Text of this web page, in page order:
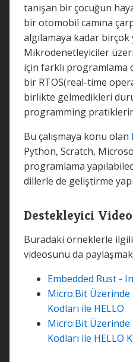
tanışan bir çocuğun
bir otomobil camına
algılamaya kadar birçok
Mikrodenetleyiciler
için farklı programlama
bir RTOS(real-time
birlikte gelmedikleri
programming
Bu çalışmaya konu olan
Python, Scratch,
programlama
dillerle de geliştirme
Destekleyici
Buradaki örneklerle ilgili
videosunu da
Embedded Rust -
Micro:Bit Üzerinde
Kodları ile HELLO
Micro:Bit Üzerinde
Kodları ile HELLO